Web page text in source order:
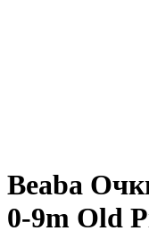
Beaba
0-9m Old